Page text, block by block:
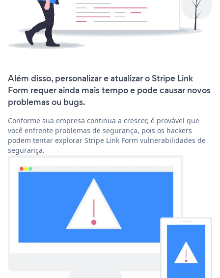
Além disso, personalizar e atualizar o Stripe Link
Form requer ainda mais tempo e pode causar novos
problemas ou bugs.
Conforme sua empresa continua a crescer, é provável que
você enfrente problemas de segurança, pois os hackers
podem tentar explorar Stripe Link Form vulnerabilidades de
segurança.